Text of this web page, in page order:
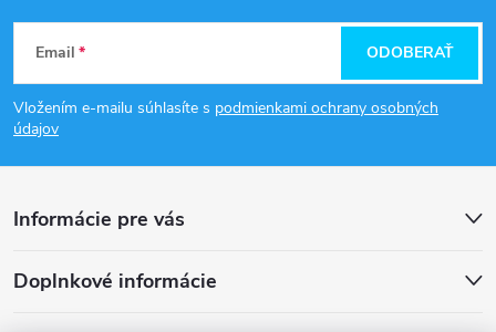
Z
á
p
ä
Email
Vložením e-mailu súhlasíte s podmienkami ochrany osobných
údajov
ODOBERAŤ
Informácie pre vás
Doplnkové informácie